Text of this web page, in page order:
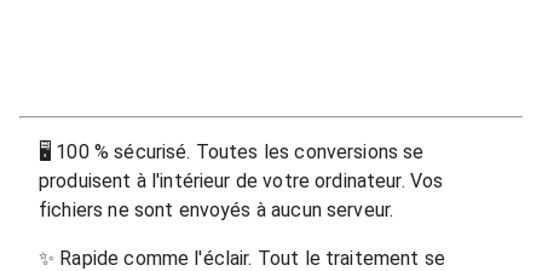
🖥 100 % sécurisé. Toutes les conversions se
produisent à l'intérieur de votre ordinateur. Vos
fichiers ne sont envoyés à aucun serveur.
✨ Rapide comme l'éclair. Tout le traitement se